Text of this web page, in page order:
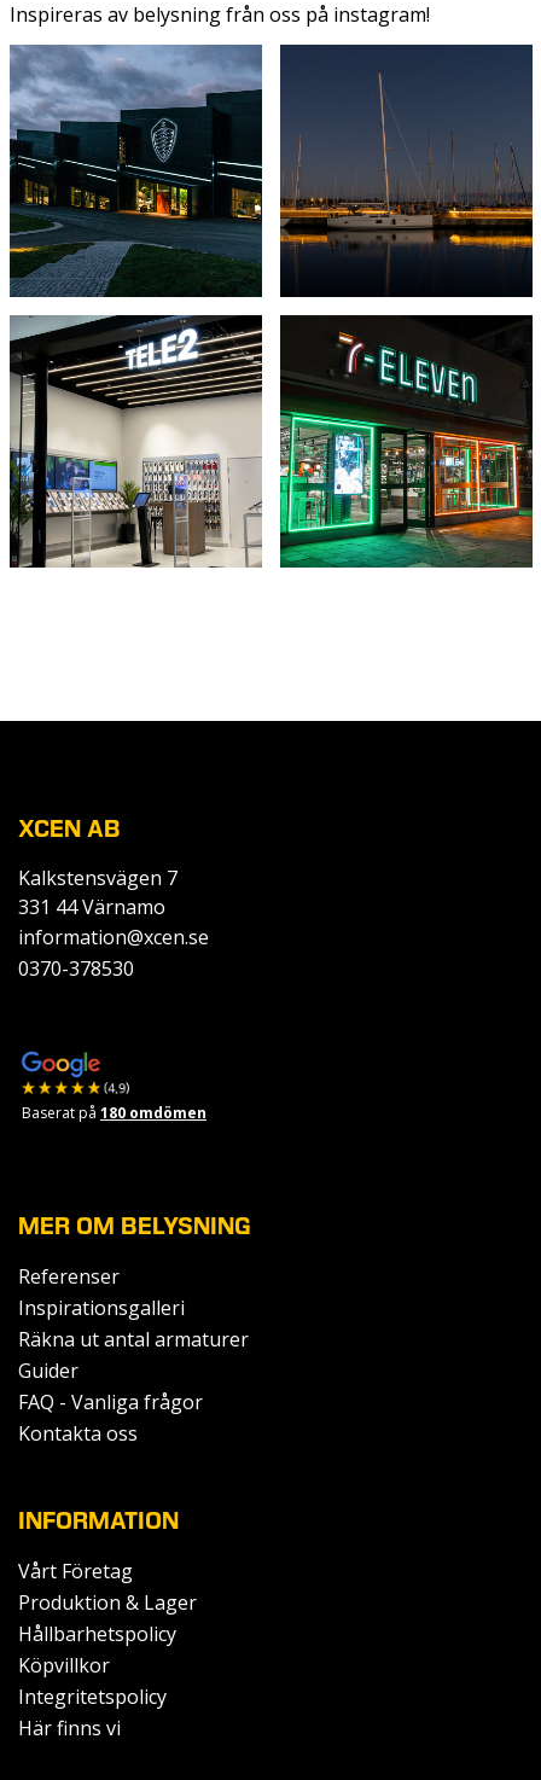
Inspireras av belysning från oss på instagram!
XCEN AB
Kalkstensvägen 7
331 44 Värnamo
information@xcen.se
0370-378530
Baserat på 180 omdömen
MER OM BELYSNING
Referenser
Inspirationsgalleri
Räkna ut antal armaturer
Guider
FAQ - Vanliga frågor
Kontakta oss
INFORMATION
Vårt Företag
Produktion & Lager
Hållbarhetspolicy
Köpvillkor
Integritetspolicy
Här finns vi